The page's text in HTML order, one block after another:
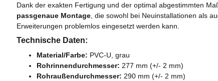
Dank der exakten Fertigung und der optimal abgestimmten
passgenaue Montage , die sowohl bei Neuinstallationen als
Erweiterungen problemlos eingesetzt werden kann.
Technische Daten:
Material/Farbe: PVC-U, grau
Rohrinnendurchmesser: 277 mm (+/- 2 mm)
Rohraußendurchmesser: 290 mm (+/- 2 mm)